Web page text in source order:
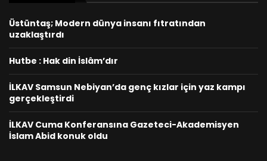
Üstüntaş; Modern dünya insanı fıtratından
uzaklaştırdı
Hutbe : Hak din İslâm’dır
İLKAV Samsun Nebiyan’da genç kızlar için yaz kampı
gerçekleştirdi
İLKAV Cuma Konferansına Gazeteci-Akademisyen
İslam Abid konuk oldu